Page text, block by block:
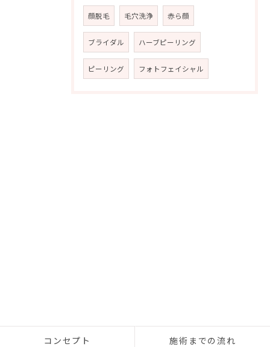
顔脱毛 毛穴洗浄 赤ら顔
ブライダル ハーブピーリング
ピーリング フォトフェイシャル
コンセプト 施術までの流れ